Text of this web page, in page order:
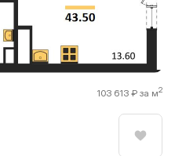
103 613 ₽ за м2